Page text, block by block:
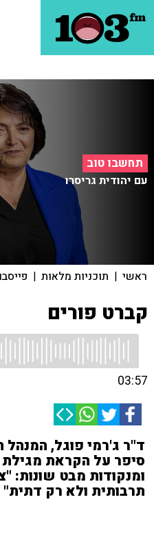
תחשבו טוב
עם יהודית גריסרו
ראשי | תוכניות מלאות |
קברט פורים
03:57
ד"ר ג'רמי פוגל,
סיפר על הקראת
ומנקודות מבט שונות:
תרבותית ולא רק דתית"